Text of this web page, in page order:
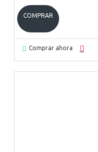
COMPRAR
Comprar ahora